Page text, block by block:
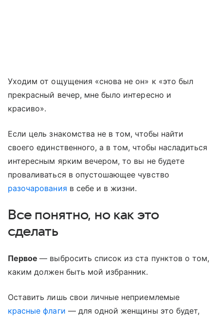
Уходим от ощущения «снова не он» к «это был
прекрасный вечер, мне было интересно и
красиво».
Если цель знакомства не в том, чтобы найти
своего единственного, а в том, чтобы насладиться
интересным ярким вечером, то вы не будете
проваливаться в опустошающее чувство
разочарования в себе и в жизни.
Все понятно, но как это
сделать
Первое— выбросить список из ста пунктов о том,
каким должен быть мой избранник.
Оставить лишь свои личные неприемлемые
красные флаги — для одной женщины это будет,